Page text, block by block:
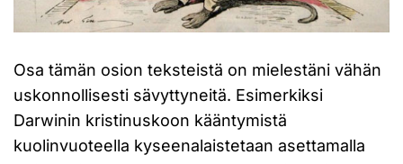
Osa tämän osion teksteistä on mielestäni vähän
uskonnollisesti sävyttyneitä. Esimerkiksi
Darwinin kristinuskoon kääntymistä
kuolinvuoteella kyseenalaistetaan asettamalla